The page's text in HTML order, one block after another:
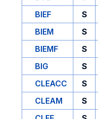
BIEF
S
BIEM
S
BIEMF
S
BIG
S
CLEACC
S
CLEAM
S